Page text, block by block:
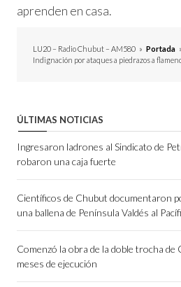
aprenden en casa.
LU20 – Radio Chubut – AM580 » Portada »
Indignación por ataques a piedrazos a
ÚLTIMAS NOTICIAS
Ingresaron ladrones al Sindicato de
robaron una caja fuerte
Científicos de Chubut documentaron
una ballena de Península Valdés al
Comenzó la obra de la doble trocha de
meses de ejecución